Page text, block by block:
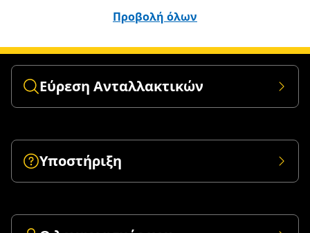
Προβολή όλων
Εύρεση Ανταλλακτικών
Υποστήριξη